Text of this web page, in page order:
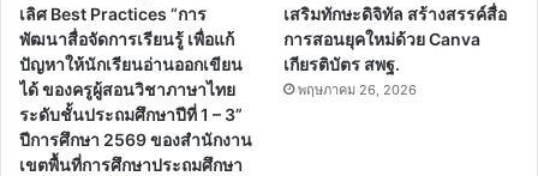
เลิศ Best Practices “การ
พัฒนาสื่อจัดการเรียนรู้ เพื่อแก้
ปัญหาให้นักเรียนอ่านออกเขียน
ได้ ของครูผู้สอนวิชาภาษาไทย
ระดับชั้นประถมศึกษาปีที่ 1 – 3”
ปีการศึกษา 2569 ของสำนักงาน
เขตพื้นที่การศึกษาประถมศึกษา
เสริมทักษะดิจิทัล สร้างสรรค์สื่อ
การสอนยุคใหม่ด้วย Canva
เกียรติบัตร สพฐ.
พฤษภาคม 26, 2026